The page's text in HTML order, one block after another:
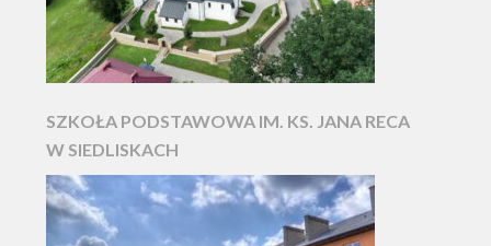
SZKOŁA PODSTAWOWA IM. KS. JANA RECA
W SIEDLISKACH